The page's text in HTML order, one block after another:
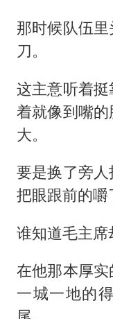
那时候队伍
刀。
这主意听着
着就像到嘴
大。
要是换了旁
把眼跟前的嚼
谁知道毛主席
在他那本厚
一城一地的